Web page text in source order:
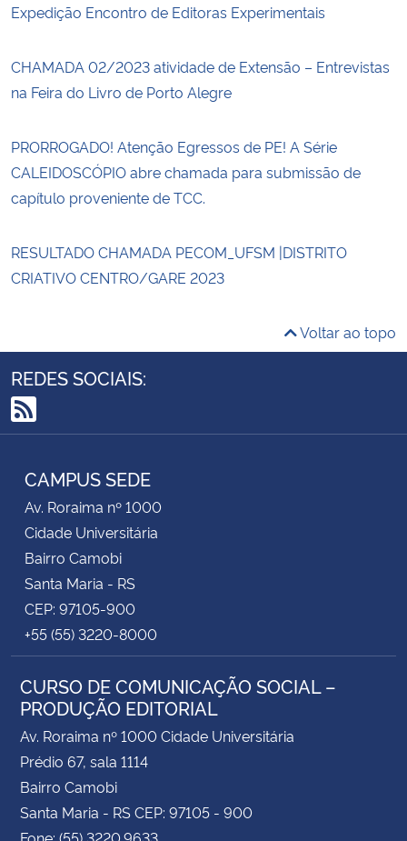
Expedição Encontro de Editoras Experimentais
CHAMADA 02/2023 atividade de Extensão – Entrevistas
na Feira do Livro de Porto Alegre
PRORROGADO! Atenção Egressos de PE! A Série
CALEIDOSCÓPIO abre chamada para submissão de
capítulo proveniente de TCC.
RESULTADO CHAMADA PECOM_UFSM |DISTRITO
CRIATIVO CENTRO/GARE 2023
Voltar ao topo
REDES SOCIAIS:
RSS
CAMPUS SEDE
Av. Roraima nº 1000
Cidade Universitária
Bairro Camobi
Santa Maria - RS
CEP: 97105-900
+55 (55) 3220-8000
CURSO DE COMUNICAÇÃO SOCIAL –
PRODUÇÃO EDITORIAL
Av. Roraima nº 1000 Cidade Universitária
Prédio 67, sala 1114
Bairro Camobi
Santa Maria - RS CEP: 97105 - 900
Fone: (55) 3220.9633